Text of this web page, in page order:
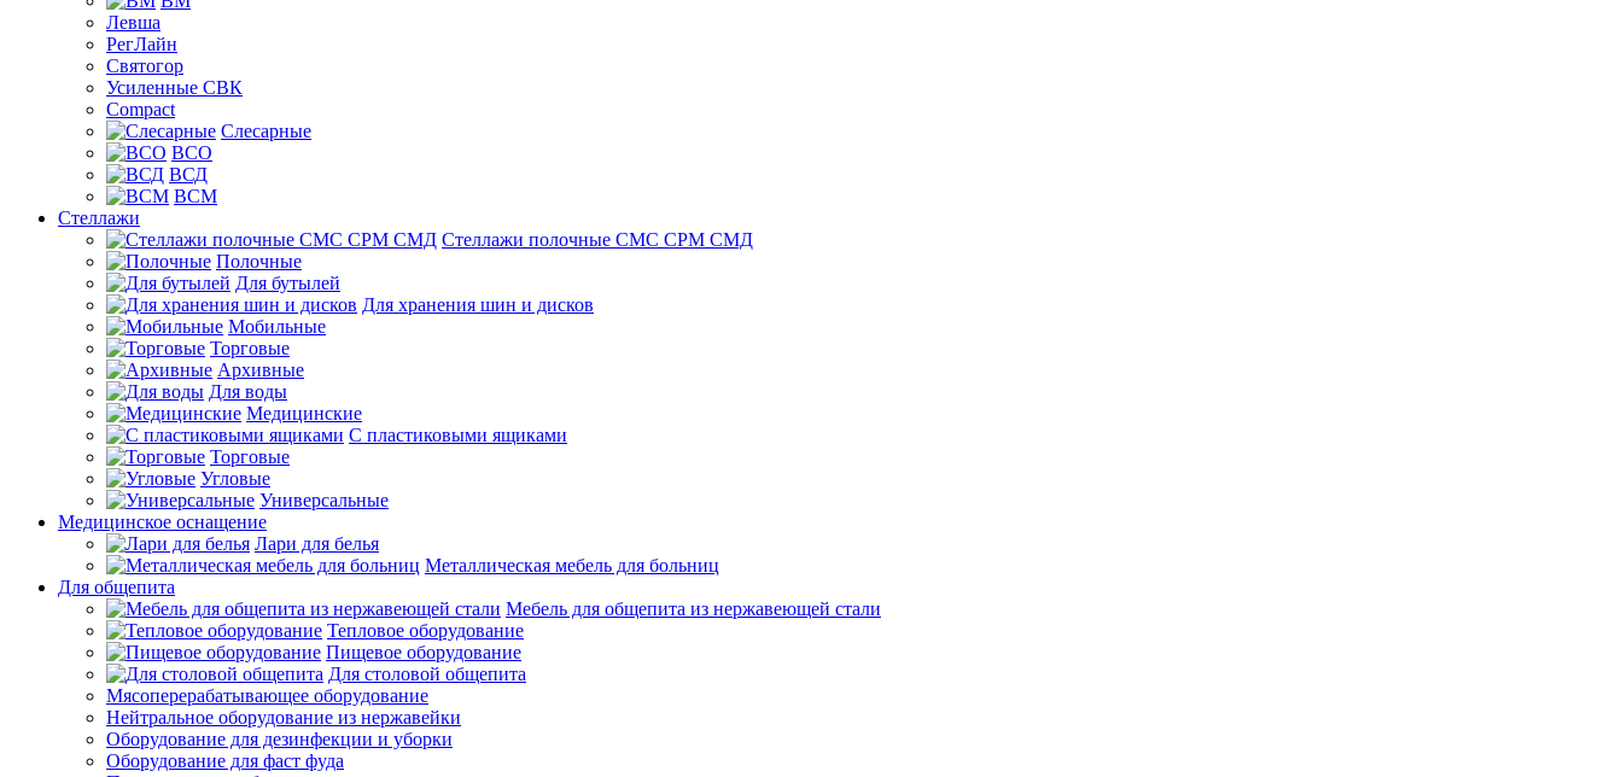
Левша
РегЛайн
Святогор
Усиленные СВК
Compact
Слесарные
ВСО
ВСД
ВСМ
Стеллажи
Стеллажи полочные СМС СРМ СМД
Полочные
Для бутылей
Для хранения шин и дисков
Мобильные
Торговые
Архивные
Для воды
Медицинские
С пластиковыми ящиками
Торговые
Угловые
Универсальные
Медицинское оснащение
Лари для белья
Металлическая мебель для больниц
Для общепита
Мебель для общепита из нержавеющей стали
Тепловое оборудование
Пищевое оборудование
Для столовой общепита
Мясоперерабатывающее оборудование
Нейтральное оборудование из нержавейки
Оборудование для дезинфекции и уборки
Оборудование для фаст фуда